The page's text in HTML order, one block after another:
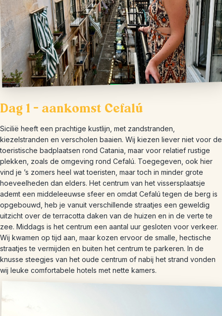
Dag 1 – aankomst Cefalú
Sicilië heeft een prachtige kustlijn, met zandstranden,
kiezelstranden en verscholen baaien. Wij kiezen liever niet voor de
toeristische badplaatsen rond Catania, maar voor relatief rustige
plekken, zoals de omgeving rond Cefalú. Toegegeven, ook hier
vind je ’s zomers heel wat toeristen, maar toch in minder grote
hoeveelheden dan elders. Het centrum van het vissersplaatsje
ademt een middeleeuwse sfeer en omdat Cefalú tegen de berg is
opgebouwd, heb je vanuit verschillende straatjes een geweldig
uitzicht over de terracotta daken van de huizen en in de verte te
zee. Middags is het centrum een aantal uur gesloten voor verkeer.
Wij kwamen op tijd aan, maar kozen ervoor de smalle, hectische
straatjes te vermijden en buiten het centrum te parkeren. In de
knusse steegjes van het oude centrum of nabij het strand vonden
wij leuke comfortabele hotels met nette kamers.